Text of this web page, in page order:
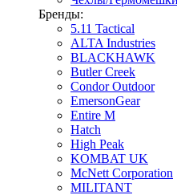
Бренды:
5.11 Tactical
ALTA Industries
BLACKHAWK
Butler Creek
Condor Outdoor
EmersonGear
Entire M
Hatch
High Peak
KOMBAT UK
McNett Corporation
MILITANT